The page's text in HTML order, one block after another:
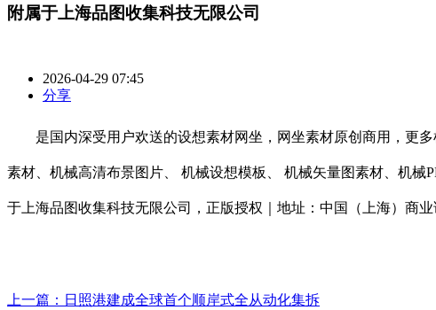
附属于上海品图收集科技无限公司
2026-04-29 07:45
分享
是国内深受用户欢送的设想素材网坐，网坐素材原创商用，更多
素材、机械高清布景图片、 机械设想模板、 机械矢量图素材、机械
于上海品图收集科技无限公司，正版授权｜地址：中国（上海）商
上一篇： 日照港建成全球首个顺岸式全从动化集拆